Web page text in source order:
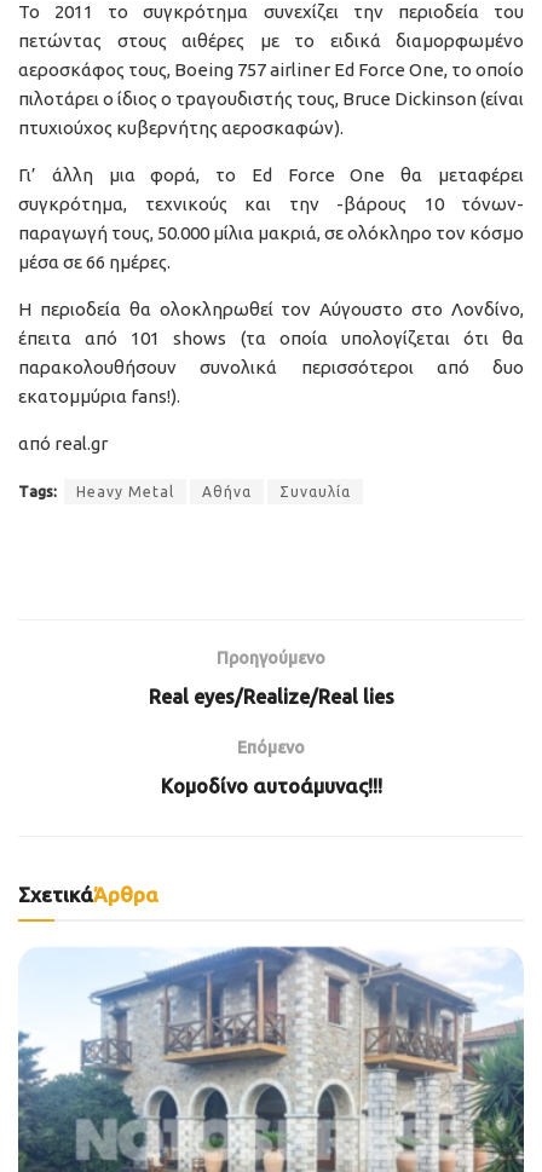
Το 2011 το συγκρότημα συνεχίζει την περιοδεία του
πετώντας στους αιθέρες με το ειδικά διαμορφωμένο
αεροσκάφος τους, Boeing 757 airliner Ed Force One, το οποίο
πιλοτάρει ο ίδιος ο τραγουδιστής τους, Bruce Dickinson (είναι
πτυχιούχος κυβερνήτης αεροσκαφών).
Γι’ άλλη μια φορά, το Ed Force One θα μεταφέρει
συγκρότημα, τεχνικούς και την -βάρους 10 τόνων-
παραγωγή τους, 50.000 μίλια μακριά, σε ολόκληρο τον κόσμο
μέσα σε 66 ημέρες.
Η περιοδεία θα ολοκληρωθεί τον Αύγουστο στο Λονδίνο,
έπειτα από 101 shows (τα οποία υπολογίζεται ότι θα
παρακολουθήσουν συνολικά περισσότεροι από δυο
εκατομμύρια fans!).
από real.gr
Tags: Heavy Metal Αθήνα Συναυλία
Προηγούμενο
Real eyes/Realize/Real lies
Επόμενο
Κομοδίνο αυτοάμυνας!!!
ΣχετικάΆρθρα